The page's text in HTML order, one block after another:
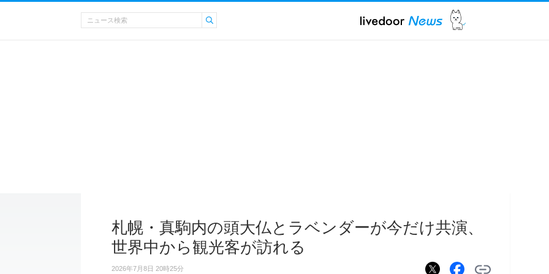
札幌・真駒内の頭大仏とラベンダーが今だけ共演、
世界中から観光客が訪れる
2026年7月8日 20時25分